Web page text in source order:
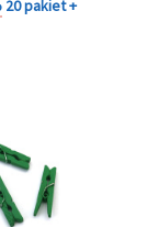
20 pakiet +